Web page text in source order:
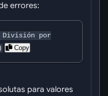
errores:
División por
Copy
para valores